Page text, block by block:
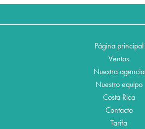
Página principal
Ventas
Nuestra agencia
Nuestro equipo
Costa Rica
Contacto
Tarifa